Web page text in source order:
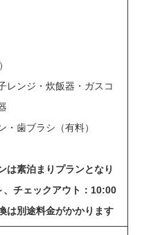
レンジ・炊飯器・ガスコ
・歯ブラシ（有料）
は素泊まりプランとなり
、チェックアウト：10:00
は別途料金がかかります